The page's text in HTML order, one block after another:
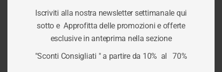
Per fornire le migliori esperienze, utilizziamo tecnologie come i
cookie per memorizzare e/o accedere alle informazioni del
dispositivo. Il consenso a queste tecnologie ci permetterà di
elaborare dati come il comportamento di navigazione o ID unici
TAG:UFFICIO
Iscriviti alla nostra newsletter settimanale qui
sotto e Approfitta delle promozioni e offerte
esclusive in anteprima nella sezione
"Sconti Consigliati " a partire da 10% al 70%